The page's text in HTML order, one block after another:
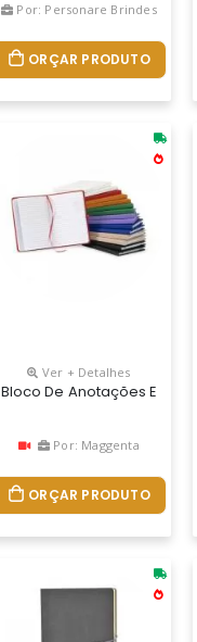
Por: Personare Brindes
ORÇAR PRODUTO
Ver + Detalhes
Bloco De Anotações
Por: Maggenta
ORÇAR PRODUTO